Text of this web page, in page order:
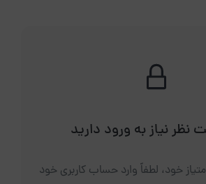
نظر نیاز به ورود دارید
خود، لطفاً وارد حساب کاربری خود